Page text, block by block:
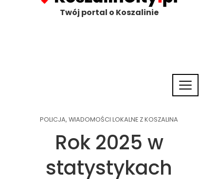
Twój portal o Koszalinie
POLICJA, WIADOMOŚCI LOKALNE Z KOSZALINA
Rok 2025 w
statystykach